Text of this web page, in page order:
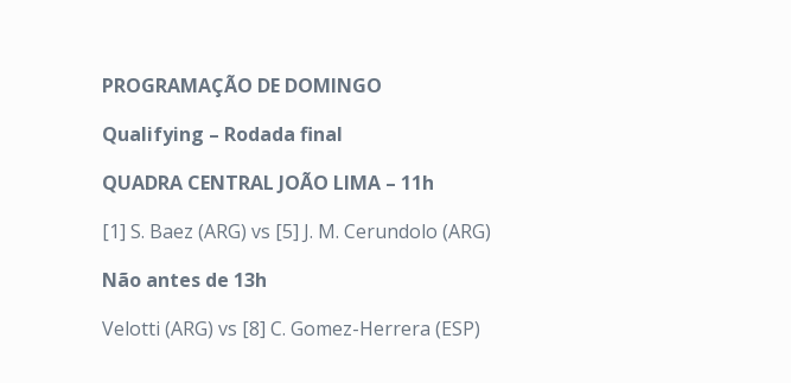
PROGRAMAÇÃO DE DOMINGO
Qualifying – Rodada final
QUADRA CENTRAL JOÃO LIMA – 11h
[1] S. Baez (ARG) vs [5] J. M. Cerundolo (ARG)
Não antes de 13h
Velotti (ARG) vs [8] C. Gomez-Herrera (ESP)